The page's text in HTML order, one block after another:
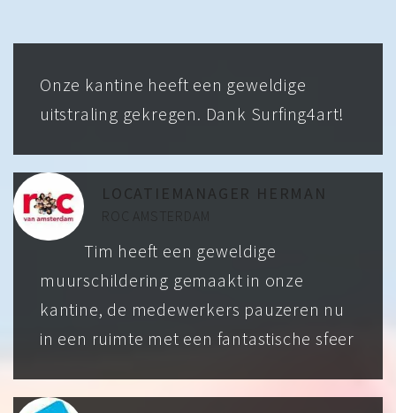
Onze kantine heeft een geweldige
uitstraling gekregen. Dank Surfing4art!
LOCATIEMANAGER HERMAN
ROC AMSTERDAM
Tim heeft een geweldige
muurschildering gemaakt in onze
kantine, de medewerkers pauzeren nu
in een ruimte met een fantastische sfeer